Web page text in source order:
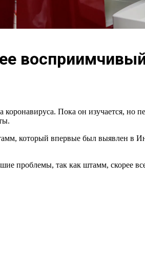
Пока он изучается, но
который впервые был выявлен в
проблемы, так как штамм, скорее